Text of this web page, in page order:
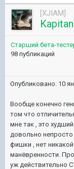
[XJIAM]
Старший бета-
98 публикаций
Опубликовано: 10
Вообще конечно
том что
мне так , это
довольно непросто
фишки , нет
манёвренности.
уж действительно